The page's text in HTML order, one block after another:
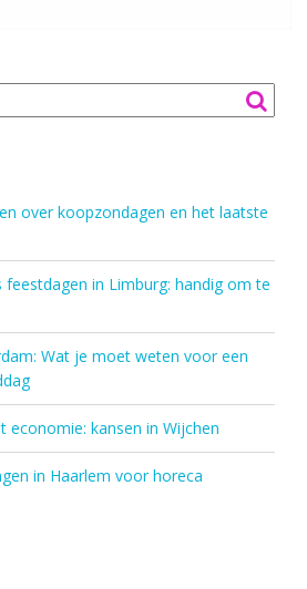
over koopzondagen en het laatste
in Limburg: handig om te
Wat je moet weten voor een
economie: kansen in Wijchen
in Haarlem voor horeca